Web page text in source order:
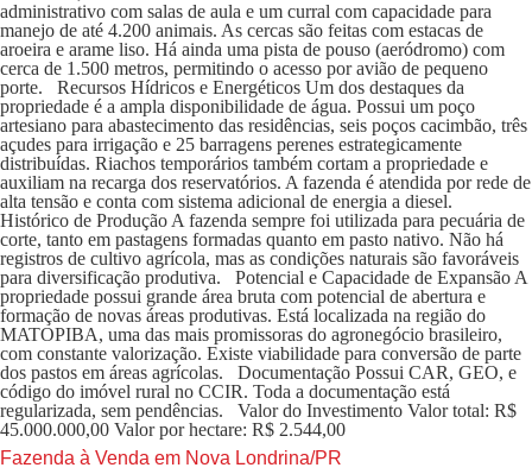
administrativo com salas de aula e um curral com capacidade para
manejo de até 4.200 animais. As cercas são feitas com estacas de
aroeira e arame liso. Há ainda uma pista de pouso (aeródromo) com
cerca de 1.500 metros, permitindo o acesso por avião de pequeno
porte. Recursos Hídricos e Energéticos Um dos destaques da
propriedade é a ampla disponibilidade de água. Possui um poço
artesiano para abastecimento das residências, seis poços cacimbão, três
açudes para irrigação e 25 barragens perenes estrategicamente
distribuídas. Riachos temporários também cortam a propriedade e
auxiliam na recarga dos reservatórios. A fazenda é atendida por rede de
alta tensão e conta com sistema adicional de energia a diesel.
Histórico de Produção A fazenda sempre foi utilizada para pecuária de
corte, tanto em pastagens formadas quanto em pasto nativo. Não há
registros de cultivo agrícola, mas as condições naturais são favoráveis
para diversificação produtiva. Potencial e Capacidade de Expansão A
propriedade possui grande área bruta com potencial de abertura e
formação de novas áreas produtivas. Está localizada na região do
MATOPIBA, uma das mais promissoras do agronegócio brasileiro,
com constante valorização. Existe viabilidade para conversão de parte
dos pastos em áreas agrícolas. Documentação Possui CAR, GEO, e
código do imóvel rural no CCIR. Toda a documentação está
regularizada, sem pendências. Valor do Investimento Valor total: R$
45.000.000,00 Valor por hectare: R$ 2.544,00
Fazenda à Venda em Nova Londrina/PR